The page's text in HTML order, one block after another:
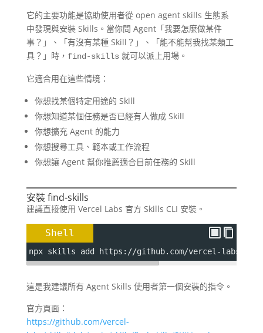
它的主要功能是協助使用者從 open agent skills 生態系
中發現與安裝 Skills。當你問 Agent「我要怎麼做某件
事？」、「有沒有某種 Skill？」、「能不能幫我找某類工
具？」時， find-skills 就可以派上用場。
它適合用在這些情境：
你想找某個特定用途的 Skill
你想知道某個任務是否已經有人做成 Skill
你想擴充 Agent 的能力
你想搜尋工具、範本或工作流程
你想讓 Agent 幫你推薦適合目前任務的 Skill
安裝 find-skills
建議直接使用 Vercel Labs 官方 Skills CLI 安裝。
Shell
npx skills add https://github.com/vercel-labs/
這是我建議所有 Agent Skills 使用者第一個安裝的指令。
官方頁面：
https://github.com/vercel-